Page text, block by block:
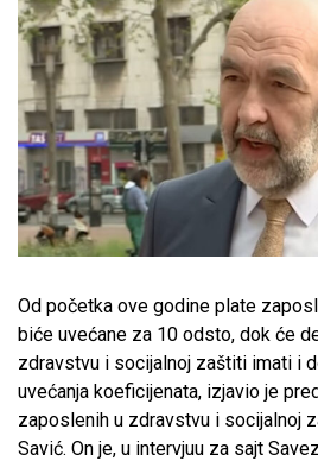
Od početka ove godine plate
biće uvećane za 10 odsto, dok će
zdravstvu i socijalnoj zaštiti imati i
uvećanja koeficijenata, izjavio je
zaposlenih u zdravstvu i socijalnoj
Savić. On je, u intervjuu za sajt